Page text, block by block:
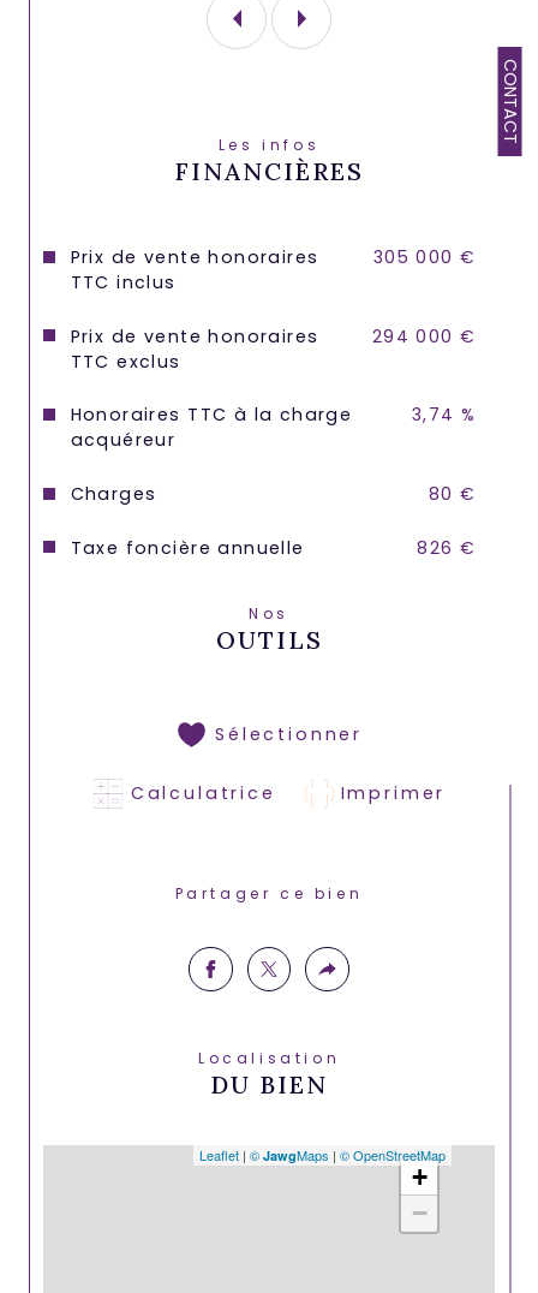
CONTACT
Les infos
FINANCIÈRES
Prix de vente honoraires
TTC inclus
305 000 €
Prix de vente honoraires
TTC exclus
294 000 €
Honoraires TTC à la charge
acquéreur
3,74 %
Charges 80 €
Taxe foncière annuelle 826 €
Nos
OUTILS
Sélectionner
Calculatrice Imprimer
Partager ce bien
Localisation
DU BIEN
+
−
Leaflet | © JawgMaps | © OpenStreetMap